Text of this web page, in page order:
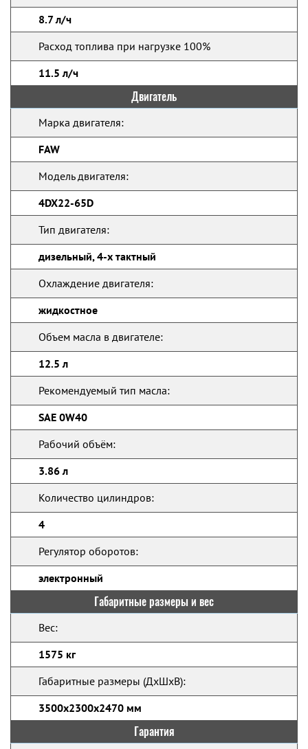
8.7 л/ч
Расход топлива при нагрузке 100%
11.5 л/ч
Двигатель
Марка двигателя:
FAW
Модель двигателя:
4DX22-65D
Тип двигателя:
дизельный, 4-х тактный
Охлаждение двигателя:
жидкостное
Объем масла в двигателе:
12.5 л
Рекомендуемый тип масла:
SAE 0W40
Рабочий объём:
3.86 л
Количество цилиндров:
4
Регулятор оборотов:
электронный
Габаритные размеры и вес
Вес:
1575 кг
Габаритные размеры (ДхШхВ):
3500х2300х2470 мм
Гарантия